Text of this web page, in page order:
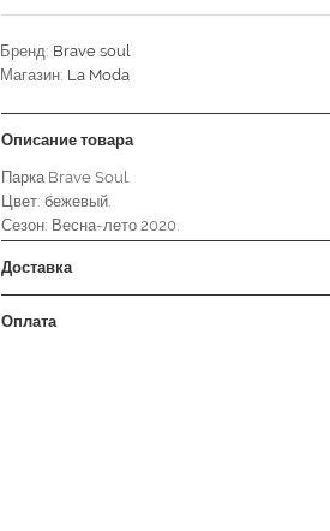
Бренд: Brave soul
Магазин: La Moda
Описание товара
Парка Brave Soul.
Цвет: бежевый.
Сезон: Весна-лето 2020.
Доставка
Оплата